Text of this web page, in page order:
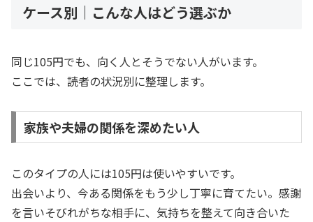
ケース別｜こんな人はどう選ぶか
同じ105円でも、向く人とそうでない人がいます。
ここでは、読者の状況別に整理します。
家族や夫婦の関係を深めたい人
このタイプの人には105円は使いやすいです。
出会いより、今ある関係をもう少し丁寧に育てたい。感謝
を言いそびれがちな相手に、気持ちを整えて向き合いた